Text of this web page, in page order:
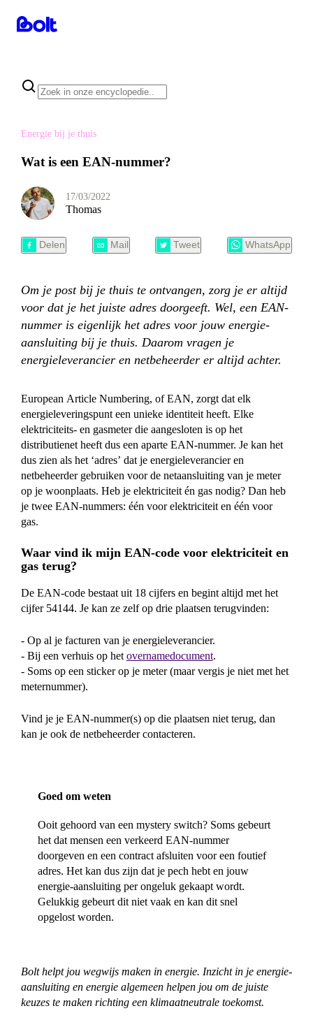
Energie bij je thuis
Wat is een EAN-nummer?
17/03/2022
Thomas
Delen Mail Tweet WhatsApp
Om je post bij je thuis te ontvangen, zorg je er altijd
voor dat je het juiste adres doorgeeft. Wel, een EAN-
nummer is eigenlijk het adres voor jouw energie-
aansluiting bij je thuis. Daarom vragen je
energieleverancier en netbeheerder er altijd achter.
European Article Numbering, of EAN, zorgt dat elk
energieleveringspunt een unieke identiteit heeft. Elke
elektriciteits- en gasmeter die aangesloten is op het
distributienet heeft dus een aparte EAN-nummer. Je kan het
dus zien als het ‘adres’ dat je energieleverancier en
netbeheerder gebruiken voor de netaansluiting van je meter
op je woonplaats. Heb je elektriciteit én gas nodig? Dan heb
je twee EAN-nummers: één voor elektriciteit en één voor
gas.
Waar vind ik mijn EAN-code voor elektriciteit en
gas terug?
De EAN-code bestaat uit 18 cijfers en begint altijd met het
cijfer 54144. Je kan ze zelf op drie plaatsen terugvinden:
- Op al je facturen van je energieleverancier.
- Bij een verhuis op het overnamedocument.
- Soms op een sticker op je meter (maar vergis je niet met het
meternummer).
Vind je je EAN-nummer(s) op die plaatsen niet terug, dan
kan je ook de netbeheerder contacteren.
Goed om weten
Ooit gehoord van een mystery switch? Soms gebeurt
het dat mensen een verkeerd EAN-nummer
doorgeven en een contract afsluiten voor een foutief
adres. Het kan dus zijn dat je pech hebt en jouw
energie-aansluiting per ongeluk gekaapt wordt.
Gelukkig gebeurt dit niet vaak en kan dit snel
opgelost worden.
Bolt helpt jou wegwijs maken in energie. Inzicht in je energie-
aansluiting en energie algemeen helpen jou om de juiste
keuzes te maken richting een klimaatneutrale toekomst.